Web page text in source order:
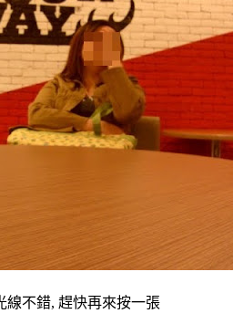
線不錯, 趕快再來按一張